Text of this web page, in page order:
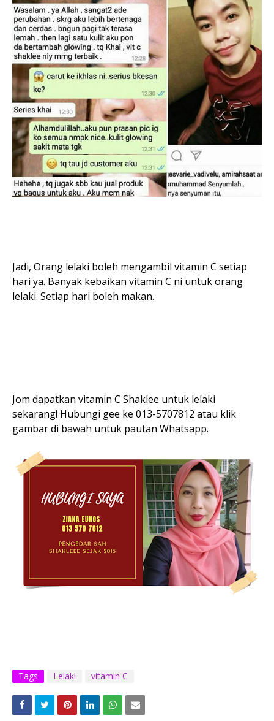
Jadi, Orang lelaki boleh mengambil vitamin C setiap
hari ya. Banyak kebaikan vitamin C ni untuk orang
lelaki. Setiap hari boleh makan.
Jom dapatkan vitamin C Shaklee untuk lelaki
sekarang! Hubungi gee ke 013-5707812 atau klik
gambar di bawah untuk pautan Whatsapp.
Tags Lelaki vitamin C